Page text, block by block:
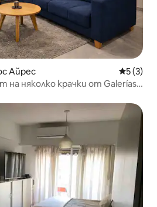
Айрес Средна
5 (3)
няколко крачки от Galerías